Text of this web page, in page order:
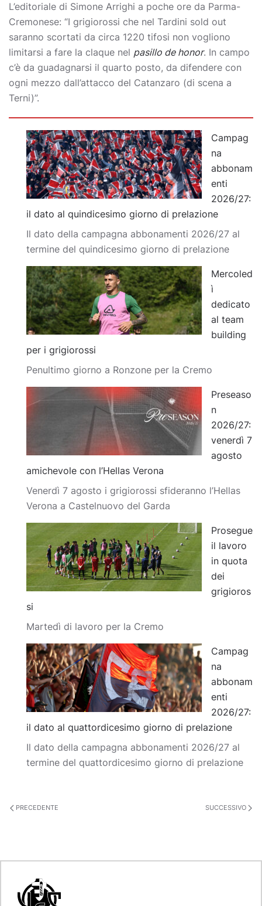
L’editoriale di Simone Arrighi a poche ore da Parma-
Cremonese: “I grigiorossi che nel Tardini sold out
saranno scortati da circa 1220 tifosi non vogliono
limitarsi a fare la claque nel pasillo de honor. In campo
c’è da guadagnarsi il quarto posto, da difendere con
ogni mezzo dall’attacco del Catanzaro (di scena a
Terni)”.
Campag
na
abbonam
enti
2026/27:
il dato al quindicesimo giorno di prelazione
Il dato della campagna abbonamenti 2026/27 al
termine del quindicesimo giorno di prelazione
Mercoled
ì
dedicato
al team
building
per i grigiorossi
Penultimo giorno a Ronzone per la Cremo
Preseaso
n
2026/27:
venerdì 7
agosto
amichevole con l’Hellas Verona
Venerdì 7 agosto i grigiorossi sfideranno l’Hellas
Verona a Castelnuovo del Garda
Prosegue
il lavoro
in quota
dei
grigioros
si
Martedì di lavoro per la Cremo
Campag
na
abbonam
enti
2026/27:
il dato al quattordicesimo giorno di prelazione
Il dato della campagna abbonamenti 2026/27 al
termine del quattordicesimo giorno di prelazione
PRECEDENTE SUCCESSIVO